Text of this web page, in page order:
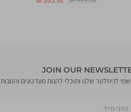
JOIN OUR
לניוזלטר שלנו ותוכלי להנות מעדכונים והטבות
הזיני מייל